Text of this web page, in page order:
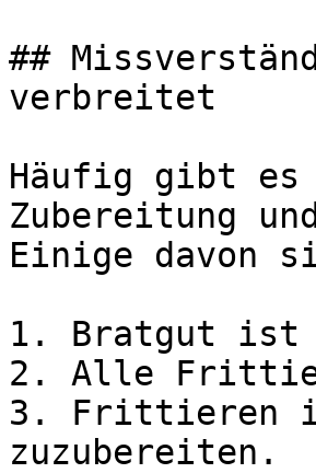
##
verbreitet
Häufig gibt es
Zubereitung
Einige davon
1. Bratgut ist
2. Alle
3. Frittieren
zuzubereiten.